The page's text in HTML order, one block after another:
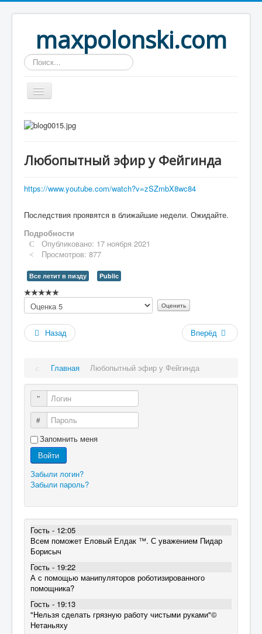
maxpolonski.com
Искать...
Home
Рассказы
Любопытный эфир у Фейгинда
https://www.youtube.com/watch?v=zSZmbX8wc84
Последствия проявятся в ближайшие недели. Ожидайте.
Подробности
Опубликовано: 17 ноября 2021
Просмотров: 877
Все летит в пизду Public
Рейтинг:
/
Пожалуйста,
оцените
Назад
Вперёд
Главная Любопытный эфир у Фейгинда
Логин
Пароль
Запомнить меня
Войти
Забыли логин?
Забыли пароль?
Гость - 12:05
Всем поможет Еловый Елдак ™. С уважением Пидар
Борисыч
Гость - 19:22
А с помощью манипуляторов роботизированного
помощника?
Гость - 19:13
"Нельзя сделать грязную работу чистыми руками"©
Нетаньяху